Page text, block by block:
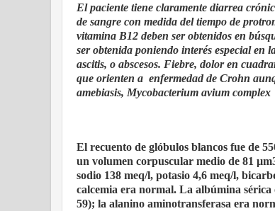
El paciente tiene claramente diarrea
de sangre con medida del tiempo de
vitamina B12 deben ser obtenidos en
ser obtenida poniendo interés especial
ascitis, o abscesos. Fiebre, dolor en
que orienten a enfermedad de Crohn
amebiasis, Mycobacterium avium
El recuento de glóbulos blancos fue de
un volumen corpuscular medio de 81
sodio 138 meq/l, potasio 4,6 meq/l,
calcemia era normal. La albúmina
59); la alanino aminotransferasa era